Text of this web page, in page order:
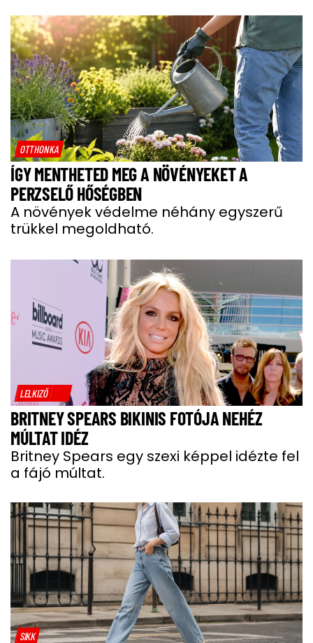
OTTHONKA
ÍGY MENTHETED MEG A NÖVÉNYEKET A
PERZSELŐ HŐSÉGBEN
A növények védelme néhány egyszerű
trükkel megoldható.
LELKIZŐ
BRITNEY SPEARS BIKINIS FOTÓJA NEHÉZ
MÚLTAT IDÉZ
Britney Spears egy szexi képpel idézte fel
a fájó múltat.
SIKK